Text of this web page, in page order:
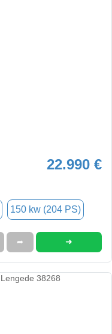
22.990 €
150 kw (204 PS)
➦ ➜